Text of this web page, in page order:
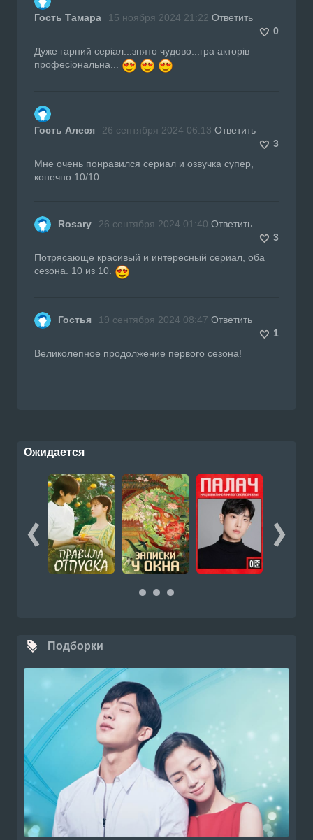
Гость Тамара 15 ноября 2024 21:22 Ответить
0
Дуже гарний серіал...знято чудово...гра акторів
професіональна...
Гость Алеся 26 сентября 2024 06:13 Ответить
3
Мне очень понравился сериал и озвучка супер,
конечно 10/10.
Rosary 26 сентября 2024 01:40 Ответить
3
Потрясающе красивый и интересный сериал, оба
сезона. 10 из 10.
Гостья 19 сентября 2024 08:47 Ответить
1
Великолепное продолжение первого сезона!
Ожидается
Подборки